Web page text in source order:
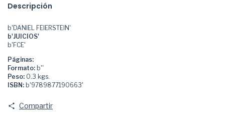
Descripción
b'DANIEL FEIERSTEIN'
b'JUICIOS'
b'FCE'
Páginas:
Formato: b''
Peso: 0.3 kgs.
ISBN: b'9789877190663'
Compartir